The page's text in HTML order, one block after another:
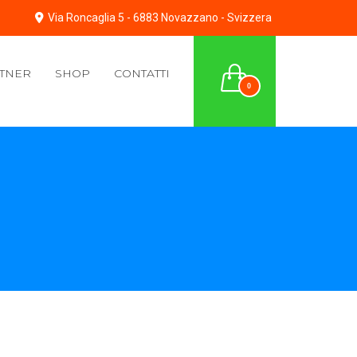
Via Roncaglia 5 - 6883 Novazzano - Svizzera
0
SHOP CONTATTI